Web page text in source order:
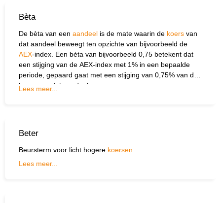
Bèta
De bèta van een aandeel is de mate waarin de koers van
dat aandeel beweegt ten opzichte van bijvoor­beeld de
AEX-index. Een bèta van bijvoorbeeld 0,75 betekent dat
een stijging van de AEX-index met 1% in een bepaalde
periode, gepaard gaat met een stijging van 0,75% van de
koers van dat aandeel.
Lees meer...
Beter
Beursterm voor licht hogere koersen
Lees meer...